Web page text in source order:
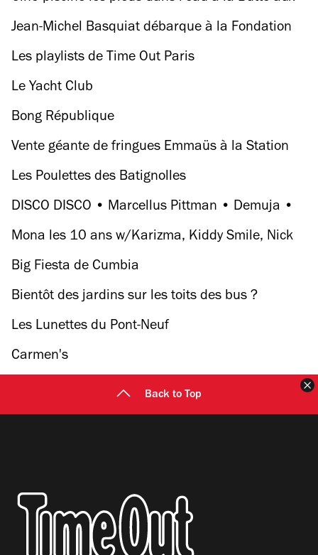
Cailles
Jean-Michel Basquiat débarque à la Fondation
Louis Vuitton
Les playlists de Time Out Paris
Le Yacht Club
Bong République
Vente géante de fringues Emmaüs à la Station
Les Poulettes des Batignolles
DISCO DISCO • Marcellus Pittman • Demuja •
Hugo LX
Mona les 10 ans w/Karizma, Kiddy Smile, Nick
V, DJ André & more
Big Fiesta de Cumbia
Bientôt des jardins sur les toits des bus ?
Les Lunettes du Pont-Neuf
Carmen's
Back to Top